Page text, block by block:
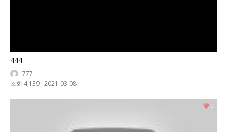
444
777
조회 4,139 · 2021-03-08
0